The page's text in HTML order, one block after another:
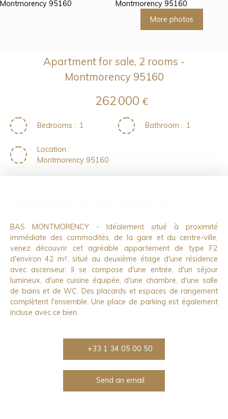
More photos
Apartment for sale, 2 rooms -
Montmorency 95160
262 000 €
Bedrooms : 1 Bathroom : 1
Location :
Montmorency 95160
BAS MONTMORENCY - Idéalement situé à proximité
immédiate des commodités, de la gare et du centre-ville,
venez découvrir cet agréable appartement de type F2
d'environ 42 m², situé au deuxième étage d'une résidence
avec ascenseur. Il se compose d'une entrée, d'un séjour
lumineux, d'une cuisine équipée, d'une chambre, d'une salle
de bains et de WC. Des placards et espaces de rangement
complètent l'ensemble. Une place de parking est également
incluse avec ce bien.
+33 1 34 05 00 50
Send an email